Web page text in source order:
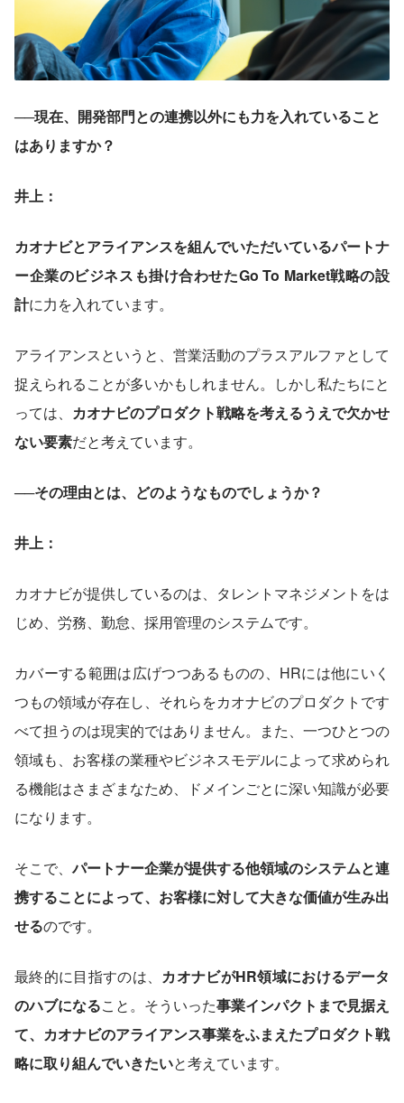
──現在、開発部門との連携以外にも力を入れていること
はありますか？
井上：
カオナビとアライアンスを組んでいただいているパートナ
ー企業のビジネスも掛け合わせたGo To Market戦略の設
計に力を入れています。
アライアンスというと、営業活動のプラスアルファとして
捉えられることが多いかもしれません。しかし私たちにと
っては、 カオナビのプロダクト戦略を考えるうえで欠かせ
ない要素だと考えています。
──その理由とは、どのようなものでしょうか？
井上：
カオナビが提供しているのは、タレントマネジメントをは
じめ、労務、勤怠、採用管理のシステムです。
カバーする範囲は広げつつあるものの、HRには他にいく
つもの領域が存在し、それらをカオナビのプロダクトです
べて担うのは現実的ではありません。また、一つひとつの
領域も、お客様の業種やビジネスモデルによって求められ
る機能はさまざまなため、ドメインごとに深い知識が必要
になります。
そこで、パートナー企業が提供する他領域のシステムと連
携することによって、お客様に対して大きな価値が生み出
せるのです。
最終的に目指すのは、 カオナビがHR領域におけるデータ
のハブになること。そういった事業インパクトまで見据え
て、カオナビのアライアンス事業をふまえたプロダクト戦
略に取り組んでいきたいと考えています。